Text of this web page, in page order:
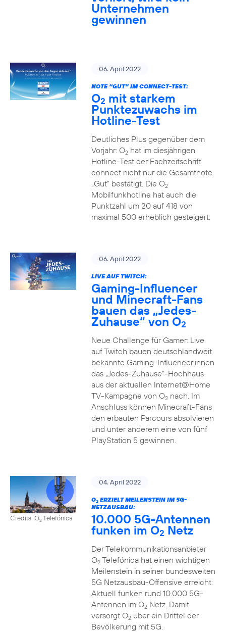
Unternehmen
gewinnen
06. April 2022
NOTE “GUT” IM CONNECT-TEST:
O2 mit starkem
Punktezuwachs im
Hotline-Test
Deutliches Plus gegenüber dem
Vorjahr: O2hat im diesjährigen
Hotline-Test der Fachzeitschrift
connect nicht nur die Gesamtnote
„Gut“ bestätigt. Die O2
Mobilfunkhotline hat auch die
Punktzahl um 20 auf 418 von
maximal 500 erheblich gesteigert.
06. April 2022
LIVE AUF TWITCH:
Gaming-Influencer
und Minecraft-Fans
bauen das „Jedes-
Zuhause“ von O2
Neue Challenge für Gamer: Live
auf Twitch bauen deutschlandweit
bekannte Gaming-Influencer:innen
das „Jedes-Zuhause“-Hochhaus
aus der aktuellen Internet@Home
TV-Kampagne von O2nach. Im
Anschluss können Minecraft-Fans
den erbauten Parcours absolvieren
und unter anderem eine von fünf
PlayStation 5 gewinnen.
Credits: O2Telefónica
04. April 2022
O2ERZIELT MEILENSTEIN IM 5G-
NETZAUSBAU:
10.000 5G-Antennen
funken im O2 Netz
Der Telekommunikationsanbieter
O2Telefónica hat einen wichtigen
Meilenstein in seiner bundesweiten
5G Netzausbau-Offensive erreicht:
Aktuell funken rund 10.000 5G-
Antennen im O2Netz. Damit
versorgt O2über ein Drittel der
Bevölkerung mit 5G.